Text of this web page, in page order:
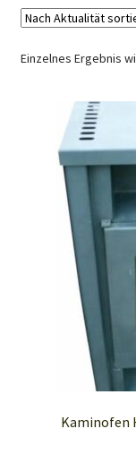
Warenkorb
Einzelnes Ergebnis
Kaminofen